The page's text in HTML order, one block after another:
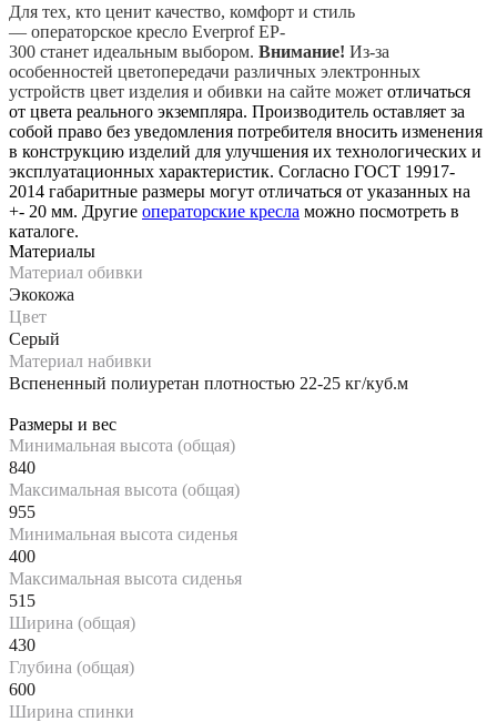
Для тех, кто ценит качество, комфорт и стиль
— операторское кресло Everprof EP-
300 станет идеальным выбором. Внимание! Из-за
особенностей цветопередачи различных электронных
устройств цвет изделия и обивки на сайте может отличаться
от цвета реального экземпляра. Производитель оставляет за
собой право без уведомления потребителя вносить изменения
в конструкцию изделий для улучшения их технологических и
эксплуатационных характеристик. Согласно ГОСТ 19917-
2014 габаритные размеры могут отличаться от указанных на
+- 20 мм. Другие операторские кресла можно посмотреть в
каталоге.
Материалы
Материал обивки
Экокожа
Цвет
Серый
Материал набивки
Вспененный полиуретан плотностью 22-25 кг/куб.м
Размеры и вес
Минимальная высота (общая)
840
Максимальная высота (общая)
955
Минимальная высота сиденья
400
Максимальная высота сиденья
515
Ширина (общая)
430
Глубина (общая)
600
Ширина спинки